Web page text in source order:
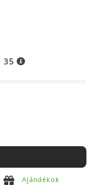
35
Ajándékok